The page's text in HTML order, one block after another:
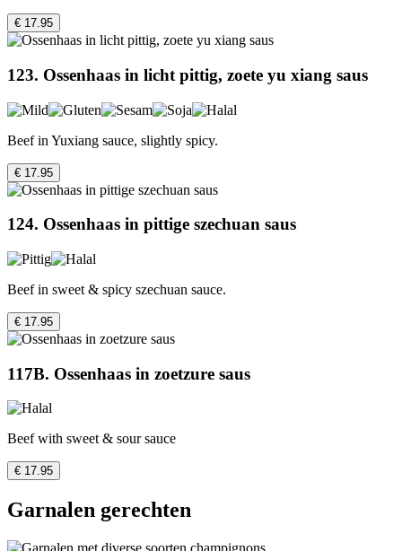
€ 17.95
123. Ossenhaas in licht pittig, zoete yu xiang saus
Beef in Yuxiang sauce, slightly spicy.
€ 17.95
124. Ossenhaas in pittige szechuan saus
Beef in sweet & spicy szechuan sauce.
€ 17.95
117B. Ossenhaas in zoetzure saus
Beef with sweet & sour sauce
€ 17.95
Garnalen gerechten